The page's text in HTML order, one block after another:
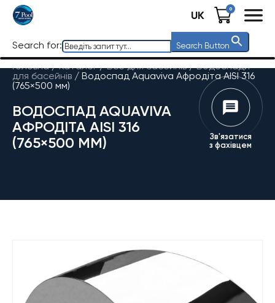
UK 0
Search for: Search Button
Головна / Каталог/Все для басейнів/Водоспади
для басейнів / Водоспад Aquaviva Афродіта AISI 316
(765×500 мм)
ВОДОСПАД AQUAVIVA
АФРОДІТА AISI 316
(765×500 ММ)
Зв'язатися
з фахівцем